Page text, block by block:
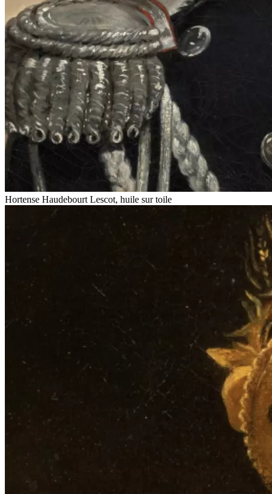
Hortense Haudebourt Lescot, huile sur toile